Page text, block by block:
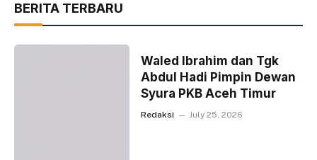
BERITA TERBARU
Waled Ibrahim dan Tgk
Abdul Hadi Pimpin Dewan
Syura PKB Aceh Timur
Redaksi July 25, 2026